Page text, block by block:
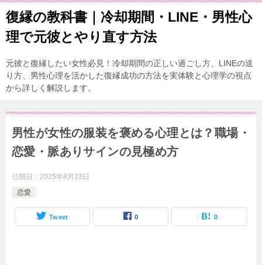
復縁の教科書｜冷却期間・LINE・男性心
理で元彼とやり直す方法
元彼と復縁したい女性必見！冷却期間の正しい過ごし方、LINEの送
り方、男性心理を活かした復縁成功の方法を実体験と心理学の視点
から詳しく解説します。
男性が女性の服装を褒める心理とは？職場・
恋愛・脈ありサインの見極め方
公開日： 2025年8月23日
恋愛
Tweet 0 0